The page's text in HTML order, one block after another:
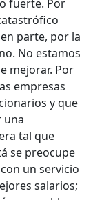
fuerte. Por
parte, por la
No estamos
mejorar. Por
empresas
y que
una
tal que
se preocupe
un servicio
salarios;